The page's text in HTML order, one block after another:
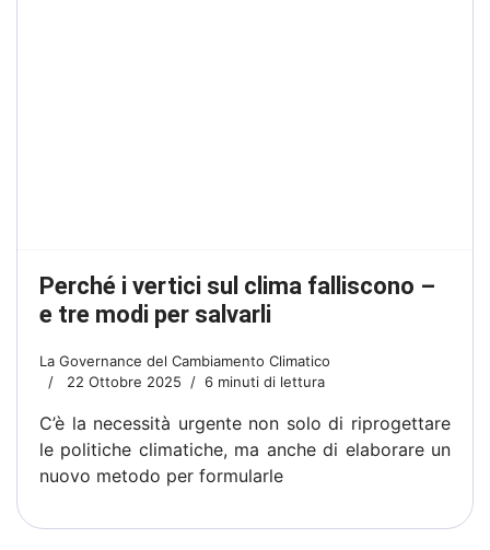
Perché i vertici sul clima falliscono –
e tre modi per salvarli
La Governance del Cambiamento Climatico
22 Ottobre 2025
6 minuti di lettura
C’è la necessità urgente non solo di riprogettare
le politiche climatiche, ma anche di elaborare un
nuovo metodo per formularle